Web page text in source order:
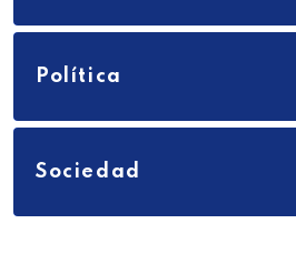
Política
Sociedad